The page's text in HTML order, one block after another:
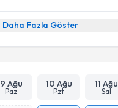
Daha Fazla Göster
9 Ağu
Paz
10 Ağu
Pzt
11 Ağu
Sal